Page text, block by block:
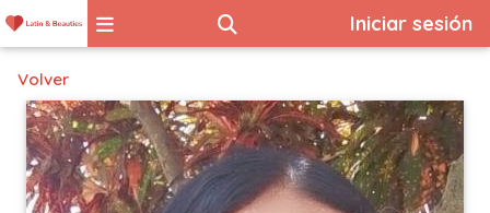
Iniciar sesión
Volver